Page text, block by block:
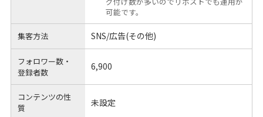
可能です。
集客方法 SNS/広告(その他)
フォロワー数・
登録者数
6,900
コンテンツの性
質
未設定